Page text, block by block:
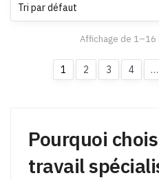
choisies
sur
produit
Affichage de
1 2 3 4 …
Pourquoi
travail